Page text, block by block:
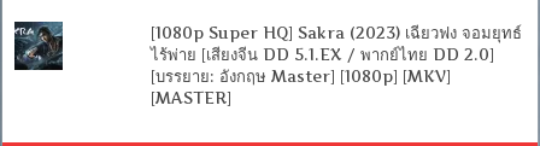
[1080p Super HQ] Sakra (2023) เฉียวฟง จอมยุทธ์
ไร้พ่าย [เสียงจีน DD 5.1.EX / พากย์ไทย DD 2.0]
[บรรยาย: อังกฤษ Master] [1080p] [MKV]
[MASTER]